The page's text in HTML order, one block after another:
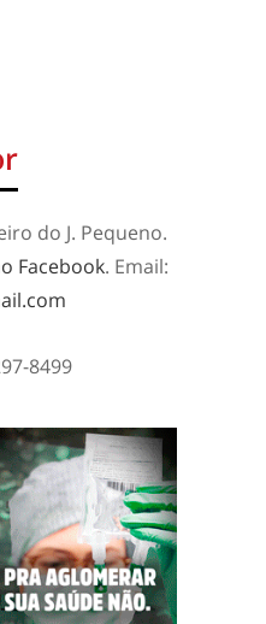
do J. Pequeno.
Facebook. Email:
8499